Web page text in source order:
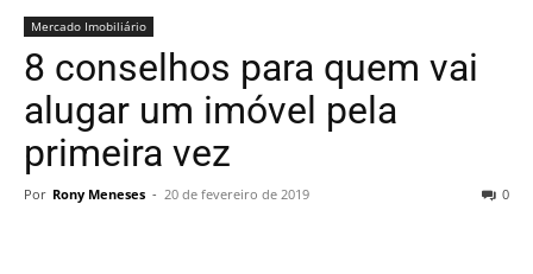
Mercado Imobiliário
8 conselhos para quem vai
alugar um imóvel pela
primeira vez
Por Rony Meneses - 20 de fevereiro de 2019 0